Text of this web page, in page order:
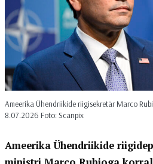
Ameerika Ühendriikide riigisekretär Marco
8.07.2026 Foto: Scanpix
Ameerika Ühendriikide